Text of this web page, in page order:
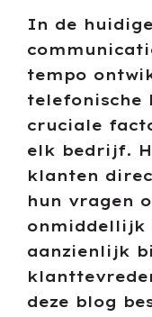
In de
tempo
telefonische
cruciale
elk bedrijf.
klanten
hun vragen
onmiddellijk
aanzienlijk
deze blog